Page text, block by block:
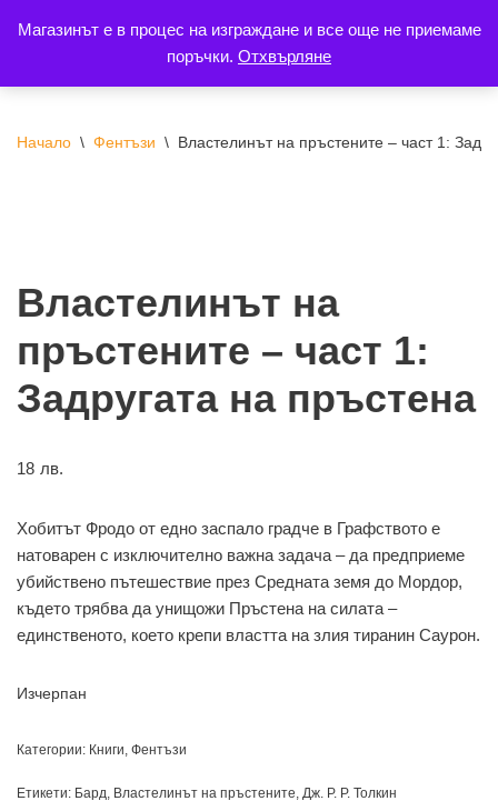
Магазинът е в процес на изграждане и все още не приемаме
поръчки. Отхвърляне
към
Начало \ Фентъзи \ Властелинът на пръстените – част 1:
Властелинът на
пръстените – част 1:
Задругата на пръстена
18 лв.
Хобитът Фродо от едно заспало градче в Графството е
натоварен с изключително важна задача – да предприеме
убийствено пътешествие през Средната земя до Мордор,
където трябва да унищожи Пръстена на силата –
единственото, което крепи властта на злия тиранин Саурон.
Изчерпан
Категории: Книги, Фентъзи
Етикети: Бард, Властелинът на пръстените, Дж. Р. Р. Толкин